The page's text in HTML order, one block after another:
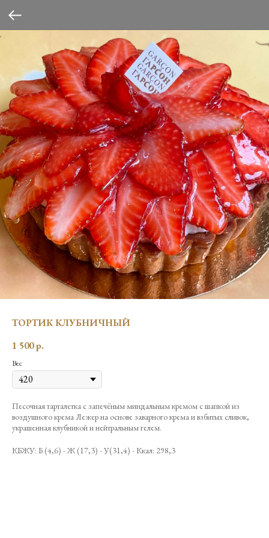
ТОРТИК КЛУБНИЧНЫЙ
1 500р.
Вес
Песочная тарталетка с запечёным миндальным кремом с шапкой из
воздушного крема Лежер на основе заварного крема и взбитых сливок,
украшенная клубникой и нейтральным гелем.
КБЖУ: Б (4,6) - Ж (17,3) - У(31,4) - Ккал: 298,3